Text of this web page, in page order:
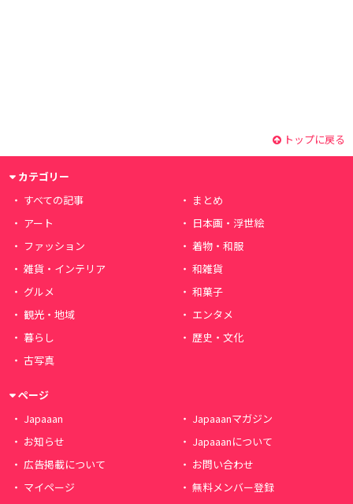
トップに戻る
カテゴリー
すべての記事
まとめ
アート
日本画・浮世絵
ファッション
着物・和服
雑貨・インテリア
和雑貨
グルメ
和菓子
観光・地域
エンタメ
暮らし
歴史・文化
古写真
ページ
Japaaan
Japaaanマガジン
お知らせ
Japaaanについて
広告掲載について
お問い合わせ
マイページ
無料メンバー登録